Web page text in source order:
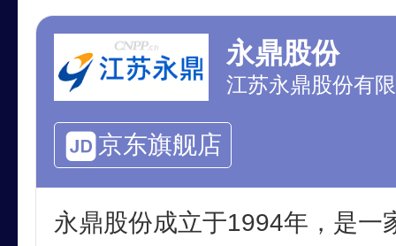
永鼎股份
江苏永鼎股份有
京东旗舰店
永鼎股份成立于1994年，是一